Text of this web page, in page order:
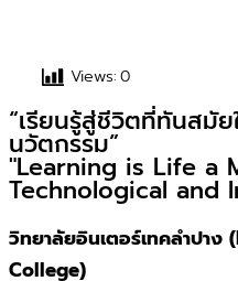
Views:0
“เรียนรู้สู่ชีวิตที่ทันสมัย
นวัตกรรม”
"Learning is Life a
Technological and
วิทยาลัยอินเตอร์เทคลำปา
College)